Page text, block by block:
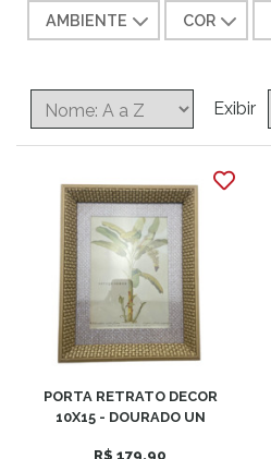
AMBIENTE COR
Exibir
PORTA RETRATO DECOR
10X15 - DOURADO UN
R$ 179,90